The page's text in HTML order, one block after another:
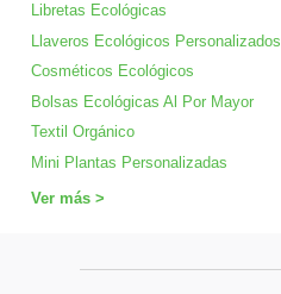
Libretas Ecológicas
Llaveros Ecológicos Personalizados
Cosméticos Ecológicos
Bolsas Ecológicas Al Por Mayor
Textil Orgánico
Mini Plantas Personalizadas
Ver más >